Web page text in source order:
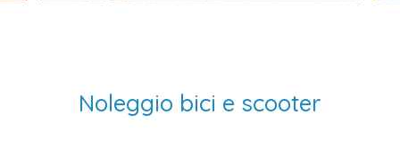
Noleggio bici e scooter